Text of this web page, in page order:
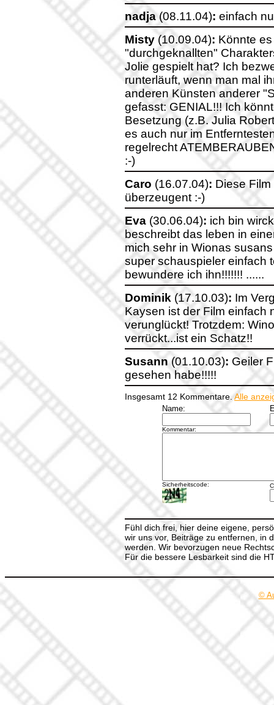
nadja (08.11.04): einfach
Misty (10.09.04): Könnte
"durchgeknallten"
Jolie gespielt hat? Ich
runterläuft, wenn man mal
anderen Künsten anderer
gefasst: GENIAL!!! Ich
Besetzung (z.B. Julia
es auch nur im
regelrecht
:-)
Caro (16.07.04): Diese
überzeugent :-)
Eva (30.06.04): ich bin
beschreibt das leben in
mich sehr in Wionas
super schauspieler einfach
bewundere ich ihn!!!!!!! ......
Dominik (17.10.03): Im
Kaysen ist der Film einfach
verunglückt! Trotzdem:
verrückt...ist ein Schatz!!
Susann(01.10.03): Geiler
gesehen habe!!!!!
Insgesamt 12 Kommentare. Alle
Name:
Kommentar:
Sicherheitscode:
Fühl dich frei, hier deine eigene,
wir uns vor, Beiträge zu entfernen, in
werden. Wir bevorzugen neue
Für die bessere Lesbarkeit sind die
©